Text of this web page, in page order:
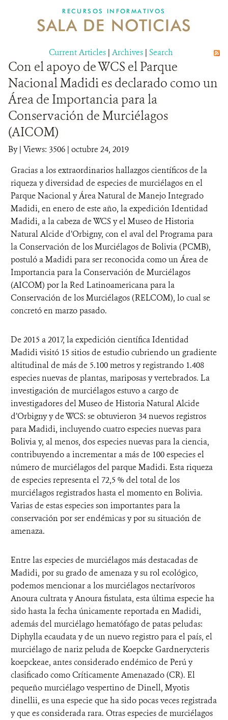
NOSOTROS
DONA
RECURSOS INFORMATIVOS
SALA DE NOTICIAS
Current Articles | Archives | Search
Con el apoyo de WCS el Parque
Nacional Madidi es declarado como un
Área de Importancia para la
Conservación de Murciélagos
(AICOM)
By| Views: 3506 | octubre 24, 2019
Gracias a los extraordinarios hallazgos científicos de la
riqueza y diversidad de especies de murciélagos en el
Parque Nacional y Área Natural de Manejo Integrado
Madidi, en enero de este año, la expedición Identidad
Madidi, a la cabeza de WCS y el Museo de Historia
Natural Alcide d’Orbigny, con el aval del Programa para
la Conservación de los Murciélagos de Bolivia (PCMB),
postuló a Madidi para ser reconocida como un Área de
Importancia para la Conservación de Murciélagos
(AICOM) por la Red Latinoamericana para la
Conservación de los Murciélagos (RELCOM), lo cual se
concretó en marzo pasado.
De 2015 a 2017, la expedición científica Identidad
Madidi visitó 15 sitios de estudio cubriendo un gradiente
altitudinal de más de 5.100 metros y registrando 1.408
especies nuevas de plantas, mariposas y vertebrados. La
investigación de murciélagos estuvo a cargo de
investigadores del Museo de Historia Natural Alcide
d’Orbigny y de WCS: se obtuvieron 34 nuevos registros
para Madidi, incluyendo cuatro especies nuevas para
Bolivia y, al menos, dos especies nuevas para la ciencia,
contribuyendo a incrementar a más de 100 especies el
número de murciélagos del parque Madidi. Esta riqueza
de especies representa el 72,5 % del total de los
murciélagos registrados hasta el momento en Bolivia.
Varias de estas especies son importantes para la
conservación por ser endémicas y por su situación de
amenaza.
Entre las especies de murciélagos más destacadas de
Madidi, por su grado de amenaza y su rol ecológico,
podemos mencionar a los murciélagos nectarívoros
Anoura cultrata y Anoura fistulata, esta última especie ha
sido hasta la fecha únicamente reportada en Madidi,
además del murciélago hematófago de patas peludas:
Diphylla ecaudata y de un nuevo registro para el país, el
murciélago de nariz peluda de Koepcke Gardnerycteris
koepckeae, antes considerado endémico de Perú y
clasificado como Críticamente Amenazado (CR). El
pequeño murciélago vespertino de Dinell, Myotis
dinellii, es una especie que ha sido pocas veces registrada
y que es considerada rara. Otras especies de murciélagos